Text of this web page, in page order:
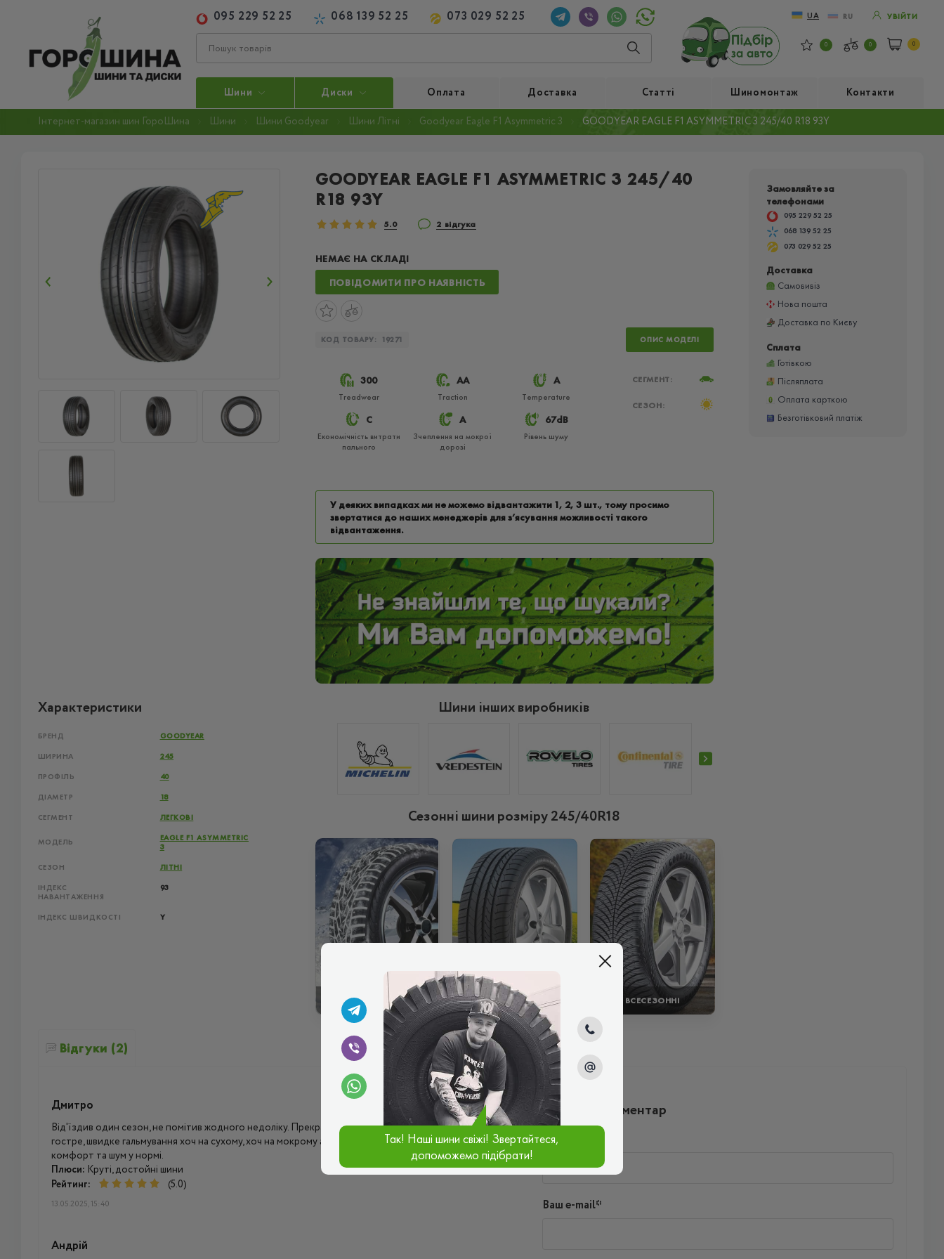
095 229 52 25 068 139 52 25 073 029 52 25 UA RU УВІЙТИ
0 0 0
Шини Диски Оплата Доставка Статті Шиномонтаж Контакти
Інтернет-магазин шин ГороШина Шини Шини Goodyear Шини Літні Goodyear Eagle F1 Asymmetric 3 GOODYEAR EAGLE F1 ASYMMETRIC 3 245/40 R18 93Y
GOODYEAR EAGLE F1 ASYMMETRIC 3 245/40
R18 93Y
5.0 2 відгука
НЕМАЄ НА СКЛАДІ
ПОВІДОМИТИ ПРО НАЯВНІСТЬ
КОД ТОВАРУ: 19271 ОПИС МОДЕЛІ
300
Treadwear
АА
Traction
A
Temperature
C
Економічність витрати
пального
A
Зчеплення на мокрої
дорозі
67dB
Рівень шуму
СЕГМЕНТ:
СЕЗОН:
У деяких випадках ми не можемо відвантажити 1, 2, 3 шт., тому просимо
звертатися до наших менеджерів для з’ясування можливості такого
відвантаження.
Замовляйте за
телефонами
095 229 52 25
068 139 52 25
073 029 52 25
Доставка
Самовивіз
Нова пошта
Доставка по Києву
Сплата
Готівкою
Післяплата
Оплата карткою
Безготівковий платіж
Характеристики
БРЕНД GOODYEAR
ШИРИНА 245
ПРОФІЛЬ 40
ДІАМЕТР 18
СЕГМЕНТ ЛЕГКОВІ
МОДЕЛЬ
EAGLE F1 ASYMMETRIC
3
СЕЗОН ЛІТНІ
ІНДЕКС
НАВАНТАЖЕННЯ
93
ІНДЕКС ШВИДКОСТІ Y
Шини інших виробників
Сезонні шини розміру 245/40R18
ЗИМОВІ ЛІТНІ ВСЕСЕЗОННІ
Відгуки (2)
Дмитро
Від'їздив один сезон, не помітив жодного недоліку. Прекрасне зчеплення, керування чітке та
гостре, швидке гальмування хоч на сухому, хоч на мокрому асфальті. Зношуються шини не швидко,
комфорт та шум у нормі.
Плюси: Круті, достойні шини
Рейтинг:
(5.0)
13.05.2025, 15:40
Андрій
Написати коментар
Ім'я*
Ваш e-mail*
Так! Наші шини свіжі! Звертайтеся,
допоможемо підібрати!